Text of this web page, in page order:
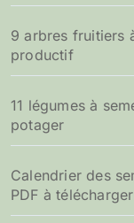
9 arbres fruitiers
productif
11 légumes à
potager
Calendrier des
PDF à